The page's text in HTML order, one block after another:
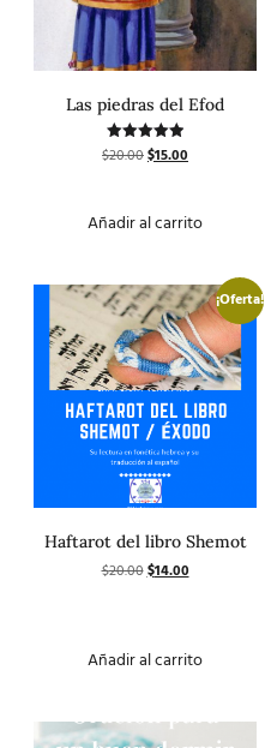
Las piedras del Efod
Valorado
con
$20.00$15.00
Añadir al carrito
¡Oferta!
Haftarot del libro Shemot
$20.00$14.00
Añadir al carrito